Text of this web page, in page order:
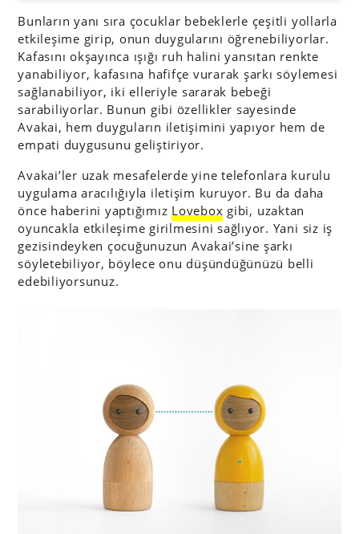
Bunların yanı sıra çocuklar bebeklerle çeşitli yollarla
etkileşime girip, onun duygularını öğrenebiliyorlar.
Kafasını okşayınca ışığı ruh halini yansıtan renkte
yanabiliyor, kafasına hafifçe vurarak şarkı söylemesi
sağlanabiliyor, iki elleriyle sararak bebeği
sarabiliyorlar. Bunun gibi özellikler sayesinde
Avakai, hem duyguların iletişimini yapıyor hem de
empati duygusunu geliştiriyor.
Avakai’ler uzak mesafelerde yine telefonlara kurulu
uygulama aracılığıyla iletişim kuruyor. Bu da daha
önce haberini yaptığımız Lovebox gibi, uzaktan
oyuncakla etkileşime girilmesini sağlıyor. Yani siz iş
gezisindeyken çocuğunuzun Avakai’sine şarkı
söyletebiliyor, böylece onu düşündüğünüzü belli
edebiliyorsunuz.